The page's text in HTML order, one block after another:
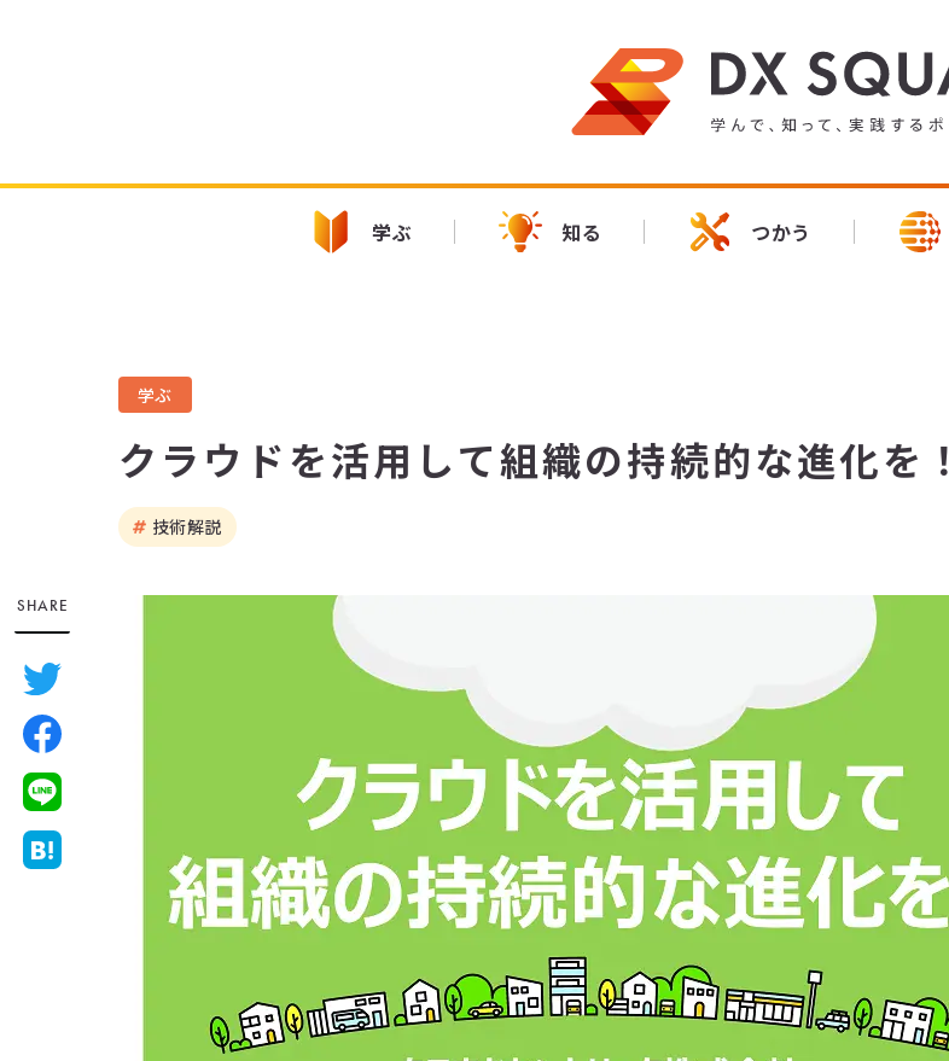
学ぶ 知る つかう
学ぶ
クラウドを活用して組織の持続的な進化を！
技術解説
SHARE